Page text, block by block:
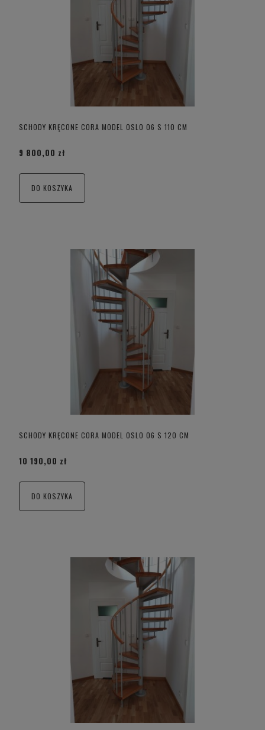
SCHODY KRĘCONE CORA MODEL OSLO 06 S 110 CM
9 800,00 zł
DO KOSZYKA
SCHODY KRĘCONE CORA MODEL OSLO 06 S 120 CM
10 190,00 zł
DO KOSZYKA